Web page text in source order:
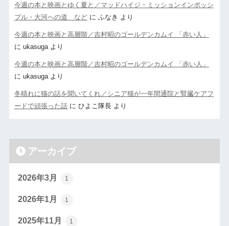
今週の本と映画とゆく夏と／マッドハイジ・ミッションインポッシ
ブル・大河への道 などに ふなき より
今週の本と映画と高層階／吉村昭のゴールデンカムイ 「赤い人」
に ukasugaより
今週の本と映画と高層階／吉村昭のゴールデンカムイ 「赤い人」
に ukasugaより
冬晴れに猫の話を聞いてくれ／シニア猫が一年間通院と腎臓ケアフ
ードで頑張った話に ひよこ隊長より
アーカイブ
2026年3月 1
2026年1月 1
2025年11月 1